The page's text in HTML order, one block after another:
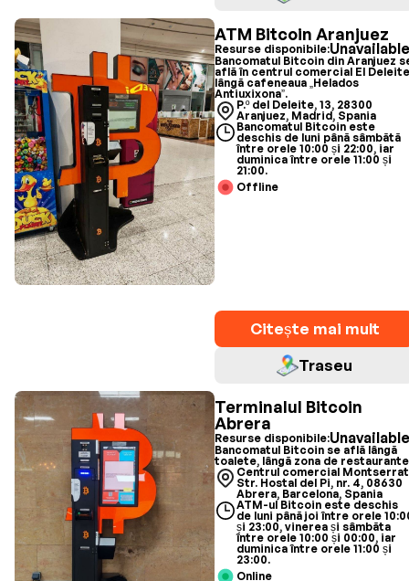
ATM Bitcoin Aranjuez
Resurse disponibile:Unavailable
Bancomatul Bitcoin din Aranjuez
află în centrul comercial El
lângă cafeneaua „Helados
Antiuxixona”.
P.º del Deleite, 13, 28300
Aranjuez, Madrid, Spania
Bancomatul Bitcoin este
deschis de luni până sâmbătă
între orele 10:00 și 22:00, iar
duminica între orele 11:00 și
21:00.
Offline
Citește mai mult
Traseu
Terminalul Bitcoin
Abrera
Resurse disponibile:Unavailable
Bancomatul Bitcoin se află lângă
toalete, lângă zona de
Centrul comercial
Str. Hostal del Pi, nr. 4, 08630
Abrera, Barcelona, Spania
ATM-ul Bitcoin este deschis
de luni până joi între orele
și 23:00, vinerea și sâmbăta
între orele 10:00 și 00:00, iar
duminica între orele 11:00 și
23:00.
Online